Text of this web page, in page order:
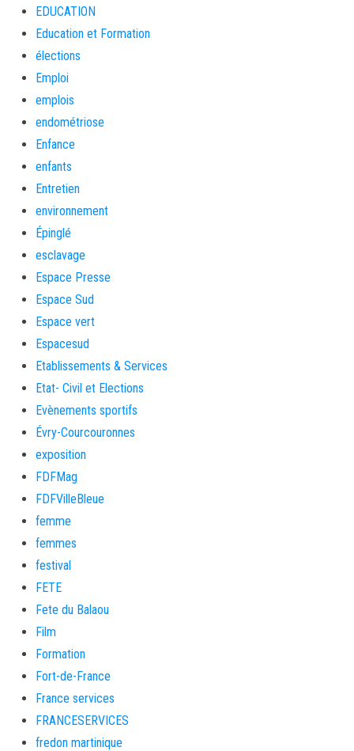
EDUCATION
Education et Formation
élections
Emploi
emplois
endométriose
Enfance
enfants
Entretien
environnement
Épinglé
esclavage
Espace Presse
Espace Sud
Espace vert
Espacesud
Etablissements & Services
Etat- Civil et Elections
Evènements sportifs
Évry-Courcouronnes
exposition
FDFMag
FDFVilleBleue
femme
femmes
festival
FETE
Fete du Balaou
Film
Formation
Fort-de-France
France services
FRANCESERVICES
fredon martinique